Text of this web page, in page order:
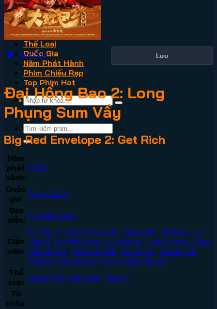
VN2
Phim Lẻ
Phim Bộ
Thể Loại
Quốc Gia
Năm Phát Hành
Phim Chiếu Rạp
Top Phim Hot
Xem Phim Lưu
Đại Hồng Bao 2: Long
Phụng Sum Vầy
Big Red Envelope 2: Get Rich
Năm
phát
hành:
2025
Quốc
gia:
Trung Quốc
Đạo
diễn: Lý Khắc Long
Diễn
viên:
A Y Ba Lệ Chu Dung Quân Clara Lee Hà Hoan Lý
Dận Vĩ, Lý Khắc Long Lý Xuân Ái Thiệu Phong Tống
Hiểu Phong Triệu Hải Yến Trương Kỳ Trương Lỗi
Trương Thần Quang Vương Đức Thuận
Thể
loại: Chính Kịch Hài Hước Tâm Lý
Từ
khóa: